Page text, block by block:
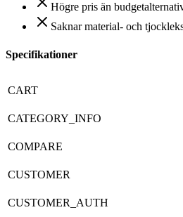
Högre pris än
Saknar material- och
Specifikationer
CART
CATEGORY_INFO
COMPARE
CUSTOMER
CUSTOMER_AUTH